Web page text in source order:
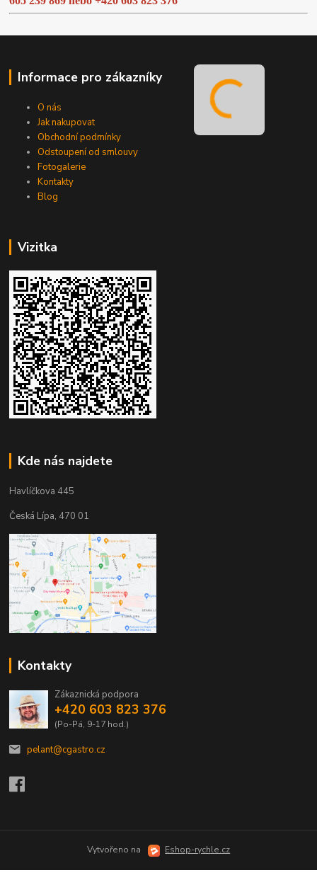
Informace pro zákazníky
O nás
Jak nakupovat
Obchodní podmínky
Odstoupení od smlouvy
Fotogalerie
Kontakty
Blog
Vizitka
Kde nás najdete
Havlíčkova 445
Česká Lípa, 470 01
Kontakty
Zákaznická podpora
+420 603 823 376
(Po-Pá, 9-17 hod.)
pelant@cgastro.cz
Vytvořeno na Eshop-rychle.cz